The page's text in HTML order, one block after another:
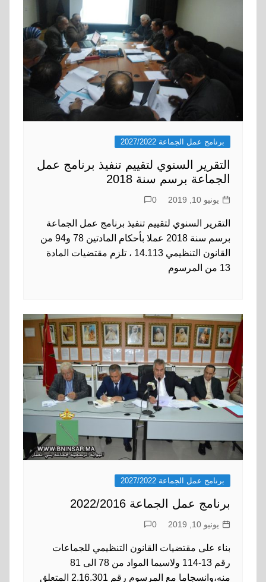
برنامج عمل الجماعة 2027/2022
التقرير السنوي لتقييم تنفيذ برنامج عمل
الجماعة برسم سنة 2018
يونيو 10, 2019 0
التقرير السنوي لتقييم تنفيذ برنامج عمل الجماعة
برسم سنة 2018 عملا بأحكام المادتين 78 و94 من
القانون التنظيمي 14.113 ، تلزم مقتضيات المادة
13 من المرسوم
برنامج عمل الجماعة 2027/2022
برنامج عمل الجماعة 2022/2016
يونيو 10, 2019 0
بناء على مقتضيات القانون التنظيمي للجماعات
رقم 13-114 ولاسيما المواد من 78 الى 81
منه،وانسجاما مع المرسوم رقم 2.16.301 المتعلق